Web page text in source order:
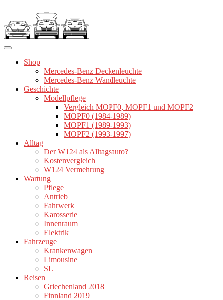
springen
Shop
Mercedes-Benz Deckenleuchte
Mercedes-Benz Wandleuchte
Geschichte
Modellpflege
Vergleich MOPF0, MOPF1 und MOPF2
MOPF0 (1984-1989)
MOPF1 (1989-1993)
MOPF2 (1993-1997)
Alltag
Der W124 als Alltagsauto?
Kostenvergleich
W124 Vermehrung
Wartung
Pflege
Antrieb
Fahrwerk
Karosserie
Innenraum
Elektrik
Fahrzeuge
Krankenwagen
Limousine
SL
Reisen
Griechenland 2018
Finnland 2019